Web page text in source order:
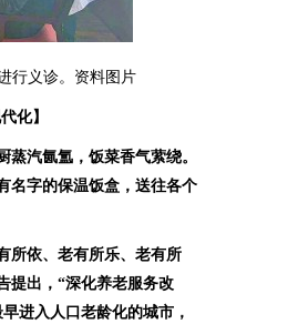
行义诊。资料图片
化】
汽氤氲，饭菜香气萦绕。
名字的保温饭盒，送往各个
所依、老有所乐、老有所
提出，“深化养老服务改
进入人口老龄化的城市，